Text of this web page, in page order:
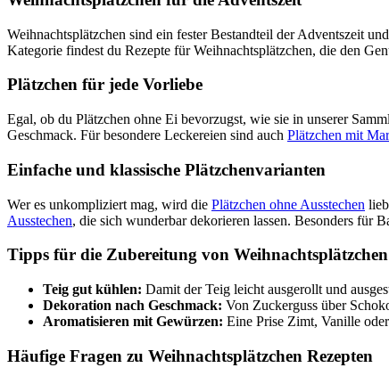
Weihnachtsplätzchen sind ein fester Bestandteil der Adventszeit
Kategorie findest du Rezepte für Weihnachtsplätzchen, die den
Plätzchen für jede Vorliebe
Egal, ob du Plätzchen ohne Ei bevorzugst, wie sie in unserer
Geschmack. Für besondere Leckereien sind auch Plätzchen mit
Einfache und klassische Plätzchenvarianten
Wer es unkompliziert mag, wird die Plätzchen ohne Ausstechen
Ausstechen, die sich wunderbar dekorieren lassen. Besonders für
Tipps für die Zubereitung von Weihnachtsplätzchen
Teig gut kühlen: Damit der Teig leicht ausgerollt und
Dekoration nach Geschmack: Von Zuckerguss über
Aromatisieren mit Gewürzen: Eine Prise Zimt, Vanille
Häufige Fragen zu Weihnachtsplätzchen Rezepten